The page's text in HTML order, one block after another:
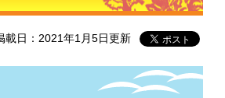
載日：2021年1月5日更新